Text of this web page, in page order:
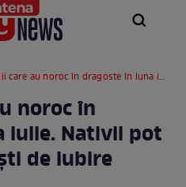
noroc în dragoste în luna iulie. Nativii pot începe noi povești de iubire
noroc în
iulie. Nativii pot
de iubire